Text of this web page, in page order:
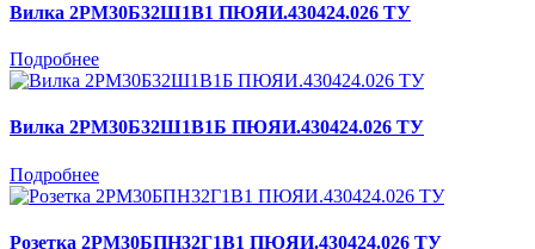
Вилка 2РМ30Б32Ш1В1 ПЮЯИ.430424.026 ТУ
Подробнее
Вилка 2РМ30Б32Ш1В1Б ПЮЯИ.430424.026 ТУ
Подробнее
Розетка 2РМ30БПН32Г1В1 ПЮЯИ.430424.026 ТУ